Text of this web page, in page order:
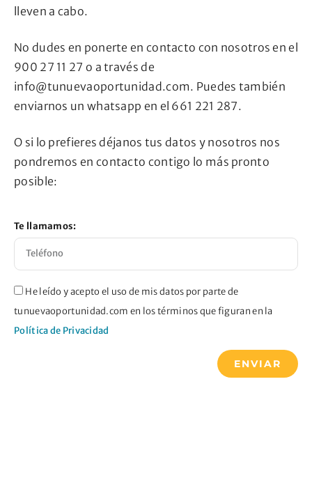
lleven a cabo.
No dudes en ponerte en contacto con nosotros en el
900 27 11 27 o a través de
info@tunuevaoportunidad.com. Puedes también
enviarnos un whatsapp en el 661 221 287.
O si lo prefieres déjanos tus datos y nosotros nos
pondremos en contacto contigo lo más pronto
posible:
Te llamamos:
He leído y acepto el uso de mis datos por parte de
tunuevaoportunidad.com en los términos que figuran en la
Política de Privacidad
ENVIAR